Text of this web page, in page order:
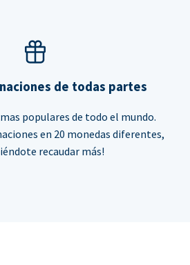
de todas partes
populares de todo el mundo.
en 20 monedas diferentes,
recaudar más!